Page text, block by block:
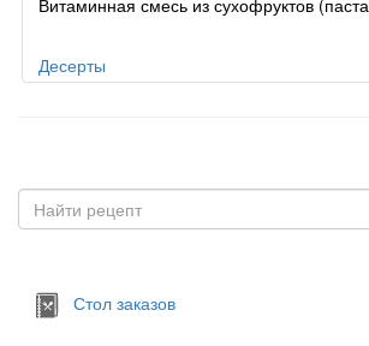
Десерты
Стол заказов